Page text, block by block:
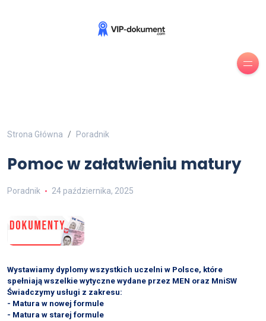
Strona Główna Poradnik
Pomoc w załatwieniu matury
Poradnik 24 października, 2025
Wystawiamy dyplomy wszystkich uczelni w Polsce, które
spełniają wszelkie wytyczne wydane przez MEN oraz MniSW
Świadczymy usługi z zakresu:
- Matura w nowej formule
- Matura w starej formule